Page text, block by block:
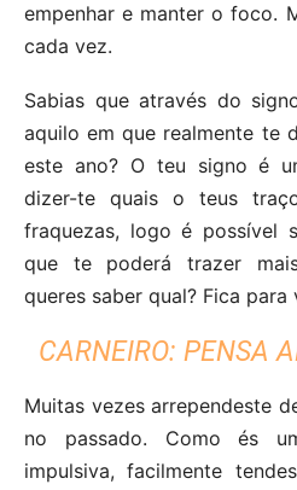
empenhar e manter o foco.
cada vez.
Sabias que através do
aquilo em que realmente te
este ano? O teu signo é
dizer-te quais o teus
fraquezas, logo é possível
que te poderá trazer
queres saber qual? Fica para
CARNEIRO: PENSA
Muitas vezes arrependeste
no passado. Como és
impulsiva, facilmente